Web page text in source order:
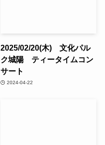
2025/02/20(木) 文化パル
ク城陽 ティータイムコン
サート
2024-04-22